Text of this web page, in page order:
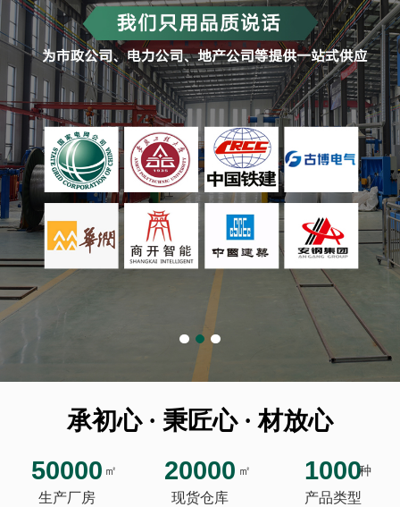
承初心 · 秉匠心 · 材放心
50000 ㎡
生产厂房
20000 ㎡
现货仓库
1000种
产品类型